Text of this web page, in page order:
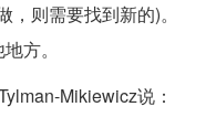
则需要找到新的)。
方。
Mikiewicz说：